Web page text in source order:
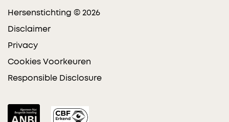
Hersenstichting © 2026
Disclaimer
Privacy
Cookies Voorkeuren
Responsible Disclosure